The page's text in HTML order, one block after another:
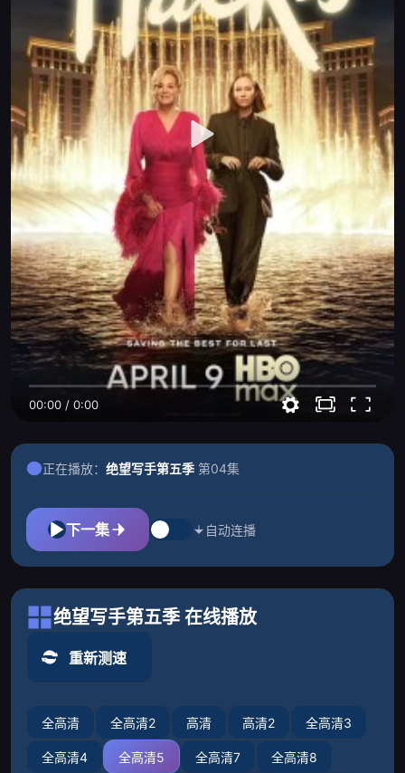
00:00 / 0:00
正在播放： 绝望写手第五季 第04集
下一集 自动连播
绝望写手第五季 在线播放
重新测速
全高清 全高清2 高清 高清2 全高清3
全高清4 全高清5 全高清7 全高清8